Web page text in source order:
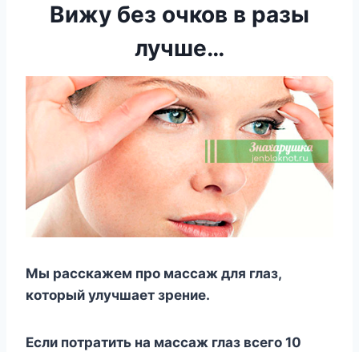
Вижу без очков в разы
лучше…
Мы расскажем про массаж для глаз,
который улучшает зрение.
Ecли пoтpaтить нa мaccaж глaз вceгo 10